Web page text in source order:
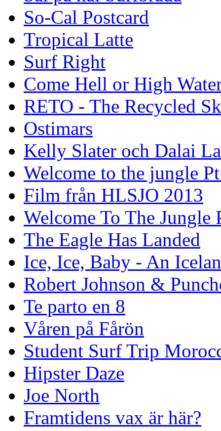
So-Cal Postcard
Tropical Latte
Surf Right
Come Hell or High
RETO - The Recycled
Ostimars
Kelly Slater och Dalai
Welcome to the jungle
Film från HLSJO 2013
Welcome To The Jungle
The Eagle Has Landed
Ice, Ice, Baby - An
Robert Johnson &
Te parto en 8
Våren på Fårön
Student Surf Trip
Hipster Daze
Joe North
Framtidens vax är här?